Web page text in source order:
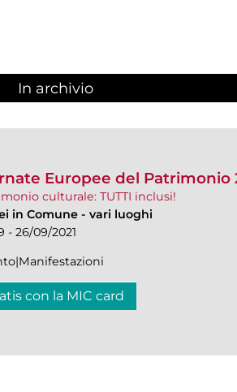
In archivio
Europee del Patrimonio
culturale: TUTTI inclusi!
in Comune - vari luoghi
- 26/09/2021
con la MIC card